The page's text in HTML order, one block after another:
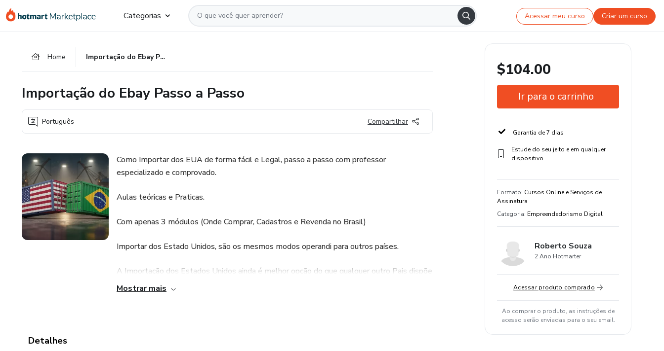
para
para
para
Categorias Acessar meu curso Criar um curso
Home Importação do Ebay Passo a Passo
Importação do Ebay Passo a Passo
Português Compartilhar
Como Importar dos EUA de forma fácil e Legal, passo a passo com professor
especializado e comprovado.
Aulas teóricas e Praticas.
Com apenas 3 módulos (Onde Comprar, Cadastros e Revenda no Brasil)
Importar dos Estado Unidos, são os mesmos modos operandi para outros países.
A Importação dos Estados Unidos ainda é melhor opção do que qualquer outro Pais dispõe
de uma enorme variedade de produtos de alta qualidade e originalidade que despertam o
Mostrar mais
Detalhes
$104.00
Ir para o carrinho
Garantia de 7 dias
Estude do seu jeito e em qualquer
dispositivo
Formato: Cursos Online e Serviços de
Assinatura
Categoria: Empreendedorismo Digital
Roberto Souza
2 Ano Hotmarter
Acessar produto comprado
Ao comprar o produto, as instruções de
acesso serão enviadas para o seu email.